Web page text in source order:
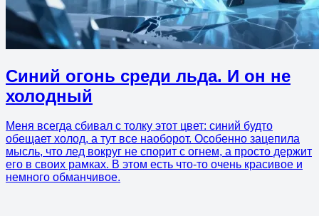
Синий огонь среди льда. И он не
холодный
Меня всегда сбивал с толку этот цвет: синий будто
обещает холод, а тут все наоборот. Особенно зацепила
мысль, что лед вокруг не спорит с огнем, а просто держит
его в своих рамках. В этом есть что-то очень красивое и
немного обманчивое.